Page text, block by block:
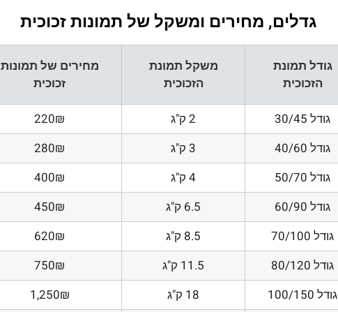
גדלים, מחירים ומשקל של תמונות זכוכית
גודל תמונת
הזכוכית
משקל תמונת
הזכוכית
מחירים של תמונות
זכוכית
גודל 30/45 2 ק"ג
220₪
גודל 40/60
3 ק"ג
280₪
גודל 50/70
4 ק"ג
400₪
גודל 60/90
6.5 ק"ג
450₪
גודל 70/100
8.5 ק"ג
620₪
גודל 80/120
11.5 ק"ג
750₪
גודל 100/150
18 ק"ג
1,250₪